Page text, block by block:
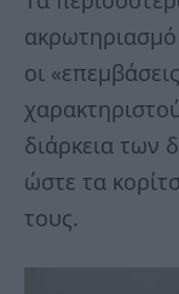
οι
διάρκεια των
ώστε τα
τους.